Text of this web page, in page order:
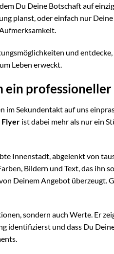
Du Deine Botschaft auf
planst, oder einfach nur
und entdecke,
Leben erweckt.
Sekundentakt auf uns
Flyer ist dabei mehr als nur ein
Innenstadt, abgelenkt von
Bildern und Text, das ihn
Deinem Angebot überzeugt.
sondern auch Werte. Er
identifizierst und dass Du